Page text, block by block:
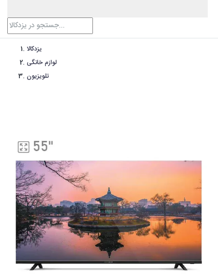
یزدکالا
لوازم خانگی
تلویزیون